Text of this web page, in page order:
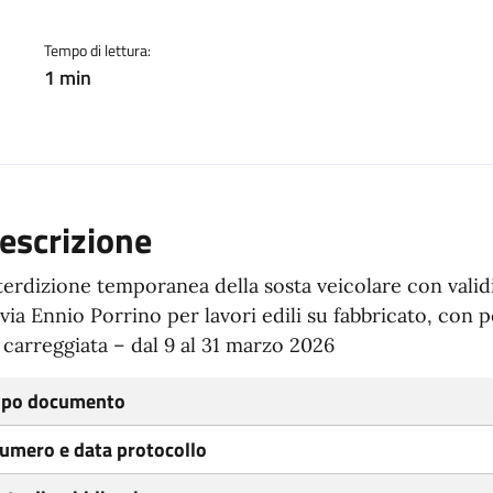
Tempo di lettura:
1 min
temporanea della sosta veicolare con
Ennio Porrino per lavori edili su fabbricato, con
– dal 9 al 31 marzo 2026
documento
e data protocollo